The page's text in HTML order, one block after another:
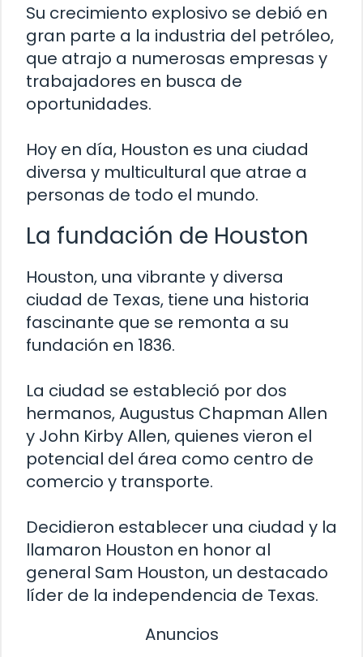
Su crecimiento explosivo se debió en
gran parte a la industria del petróleo,
que atrajo a numerosas empresas y
trabajadores en busca de
oportunidades.
Hoy en día, Houston es una ciudad
diversa y multicultural que atrae a
personas de todo el mundo.
La fundación de Houston
Houston, una vibrante y diversa
ciudad de Texas, tiene una historia
fascinante que se remonta a su
fundación en 1836.
La ciudad se estableció por dos
hermanos, Augustus Chapman Allen
y John Kirby Allen, quienes vieron el
potencial del área como centro de
comercio y transporte.
Decidieron establecer una ciudad y la
llamaron Houston en honor al
general Sam Houston, un destacado
líder de la independencia de Texas.
Anuncios